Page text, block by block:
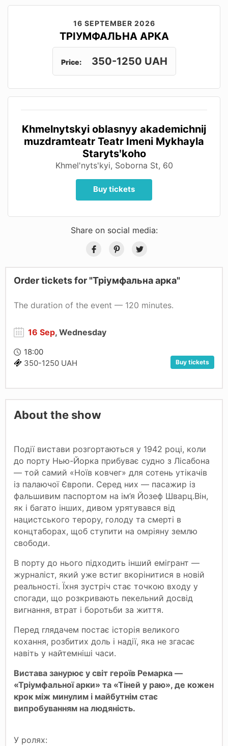
16 SEPTEMBER 2026
ТРІУМФАЛЬНА АРКА
Price: 350-1250 UAH
Khmelnytskyi oblasnyy akademіchnij
muzdramteatr Teatr Imeni Mykhayla
Starytsʹkoho
Khmel'nyts'kyi, Soborna St, 60
Buy tickets
Share on social media:
Order tickets for "Тріумфальна арка"
The duration of the event — 120 minutes.
16 Sep, Wednesday
18:00
350-1250 UAH
Buy tickets
About the show
Події вистави розгортаються у 1942 році, коли
до порту Нью-Йорка прибуває судно з Лісабона
— той самий «Ноїв ковчег» для сотень утікачів
із палаючої Європи. Серед них — пасажир із
фальшивим паспортом на ім’я Йозеф Шварц.Він,
як і багато інших, дивом урятувався від
нацистського терору, голоду та смерті в
концтаборах, щоб ступити на омріяну землю
свободи.
В порту до нього підходить інший емігрант —
журналіст, який уже встиг вкорінитися в новій
реальності. Їхня зустріч стає точкою входу у
спогади, що розкривають пекельний досвід
вигнання, втрат і боротьби за життя.
Перед глядачем постає історія великого
кохання, розбитих доль і надії, яка не згасає
навіть у найтемніші часи.
Вистава занурює у світ героїв Ремарка —
«Тріумфальної арки» та «Тіней у раю», де кожен
крок між минулим і майбутнім стає
випробуванням на людяність.
У ролях: